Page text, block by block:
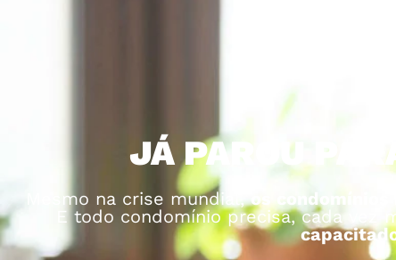
JÁ PAROU
Mesmo na crise mundial,os condomínios
E todo condomínio precisa, cada vez